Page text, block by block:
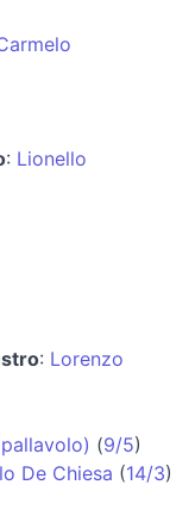
: Lionello
: Lorenzo
(9/5)
De Chiesa (14/3)